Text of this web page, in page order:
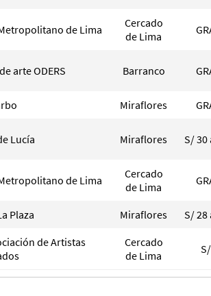
de Lima
Cercado
de Lima
arte ODERS Barranco
Miraflores
Lucía Miraflores S/ 30
de Lima
Cercado
de Lima
Plaza Miraflores S/ 28
de Artistas
Cercado
de Lima